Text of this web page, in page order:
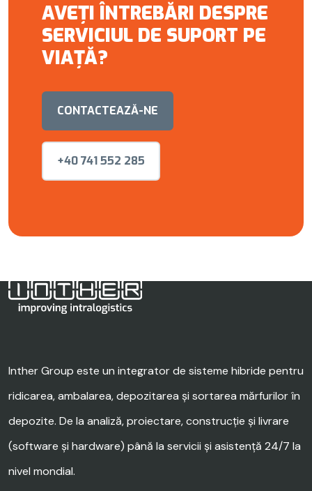
AVEȚI ÎNTREBĂRI DESPRE
SERVICIUL DE SUPORT PE
VIAȚĂ?
CONTACTEAZĂ-NE
+40 741 552 285
Inther Group este un integrator de sisteme hibride pentru
ridicarea, ambalarea, depozitarea și sortarea mărfurilor în
depozite. De la analiză, proiectare, construcție și livrare
(software și hardware) până la servicii și asistență 24/7 la
nivel mondial.